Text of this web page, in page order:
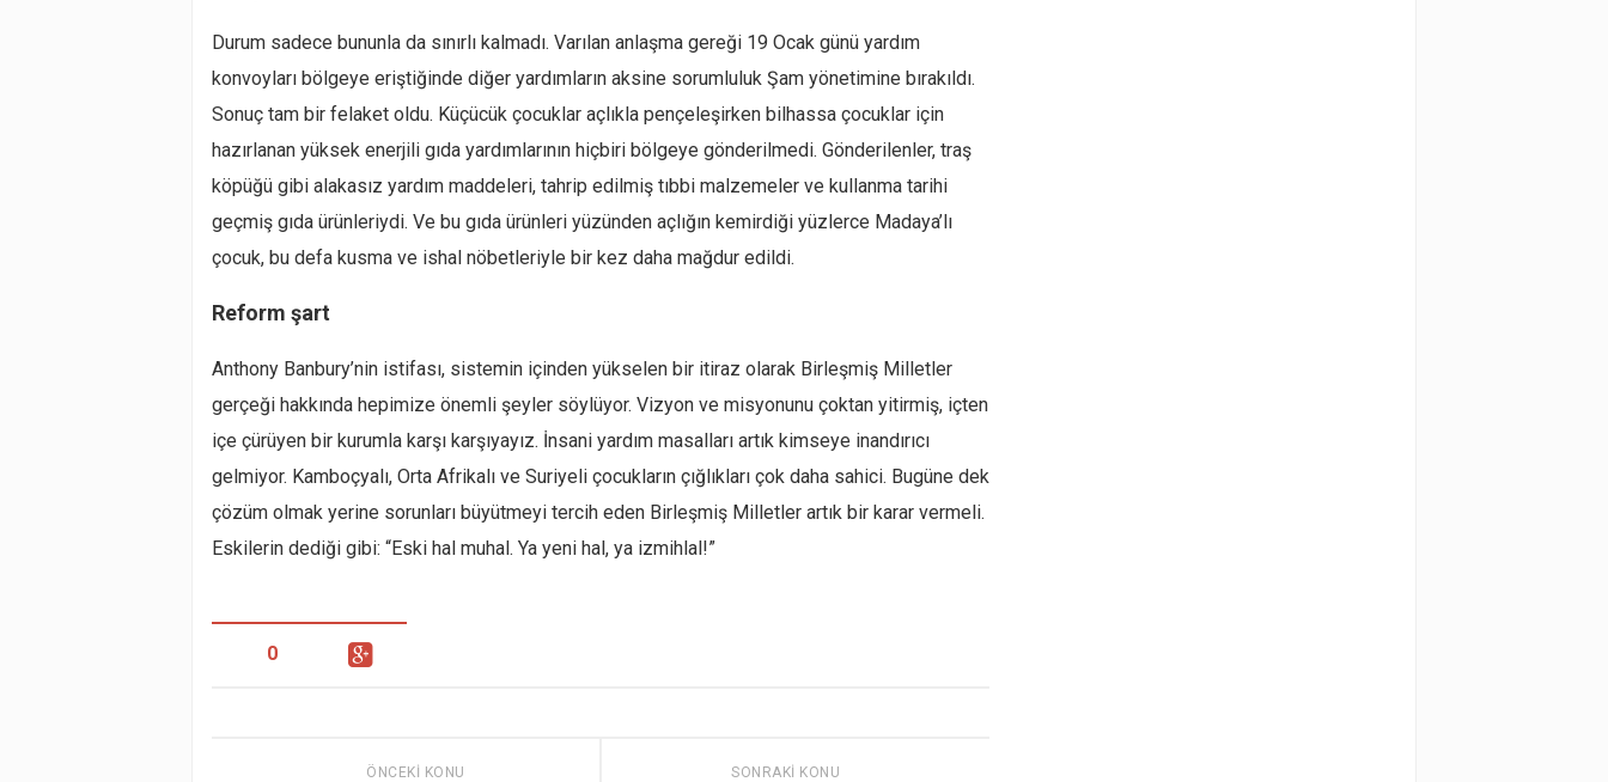
Durum sadece bununla da sınırlı kalmadı. Varılan anlaşma gereği 19 Ocak günü yardım
konvoyları bölgeye eriştiğinde diğer yardımların aksine sorumluluk Şam yönetimine bırakıldı.
Sonuç tam bir felaket oldu. Küçücük çocuklar açlıkla pençeleşirken bilhassa çocuklar için
hazırlanan yüksek enerjili gıda yardımlarının hiçbiri bölgeye gönderilmedi. Gönderilenler, traş
köpüğü gibi alakasız yardım maddeleri, tahrip edilmiş tıbbi malzemeler ve kullanma tarihi
geçmiş gıda ürünleriydi. Ve bu gıda ürünleri yüzünden açlığın kemirdiği yüzlerce Madaya’lı
çocuk, bu defa kusma ve ishal nöbetleriyle bir kez daha mağdur edildi.
Reform şart
Anthony Banbury’nin istifası, sistemin içinden yükselen bir itiraz olarak Birleşmiş Milletler
gerçeği hakkında hepimize önemli şeyler söylüyor. Vizyon ve misyonunu çoktan yitirmiş, içten
içe çürüyen bir kurumla karşı karşıyayız. İnsani yardım masalları artık kimseye inandırıcı
gelmiyor. Kamboçyalı, Orta Afrikalı ve Suriyeli çocukların çığlıkları çok daha sahici. Bugüne dek
çözüm olmak yerine sorunları büyütmeyi tercih eden Birleşmiş Milletler artık bir karar vermeli.
Eskilerin dediği gibi: “Eski hal muhal. Ya yeni hal, ya izmihlal!”
0
SONRAKI KONU
ÖNCEKI KONU